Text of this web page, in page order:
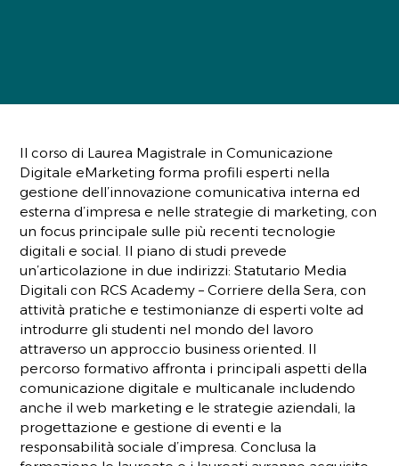
Il corso di Laurea Magistrale in Comunicazione
Digitale eMarketing forma profili esperti nella
gestione dell’innovazione comunicativa interna ed
esterna d’impresa e nelle strategie di marketing, con
un focus principale sulle più recenti tecnologie
digitali e social. Il piano di studi prevede
un’articolazione in due indirizzi: Statutario Media
Digitali con RCS Academy – Corriere della Sera, con
attività pratiche e testimonianze di esperti volte ad
introdurre gli studenti nel mondo del lavoro
attraverso un approccio business oriented. Il
percorso formativo affronta i principali aspetti della
comunicazione digitale e multicanale includendo
anche il web marketing e le strategie aziendali, la
progettazione e gestione di eventi e la
responsabilità sociale d’impresa. Conclusa la